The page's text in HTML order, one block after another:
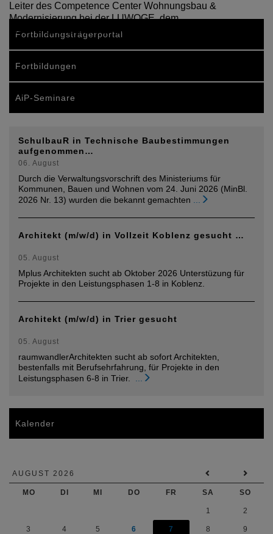
Leiter des Competence Center Wohnungsbau &
Modernisierung bei der LUWOGE, dem
Wohnungsunternehmen der BASF
Fortbildungsträgerportal
Fortbildungen
AiP-Seminare
SchulbauR in Technische Baubestimmungen
aufgenommen…
06. August
Durch die Verwaltungsvorschrift des Ministeriums für
Kommunen, Bauen und Wohnen vom 24. Juni 2026 (MinBl.
2026 Nr. 13) wurden die bekannt gemachten
Architekt (m/w/d) in Vollzeit Koblenz gesucht …
05. August
Mplus Architekten sucht ab Oktober 2026 Unterstüzung für
Projekte in den Leistungsphasen 1-8 in Koblenz.
Architekt (m/w/d) in Trier gesucht
05. August
raumwandlerArchitekten sucht ab sofort Architekten,
bestenfalls mit Berufsehrfahrung, für Projekte in den
Leistungsphasen 6-8 in Trier.
Kalender
AUGUST 2026
MO DI MI DO FR SA SO
1 2
3 4 5 6 7 8 9